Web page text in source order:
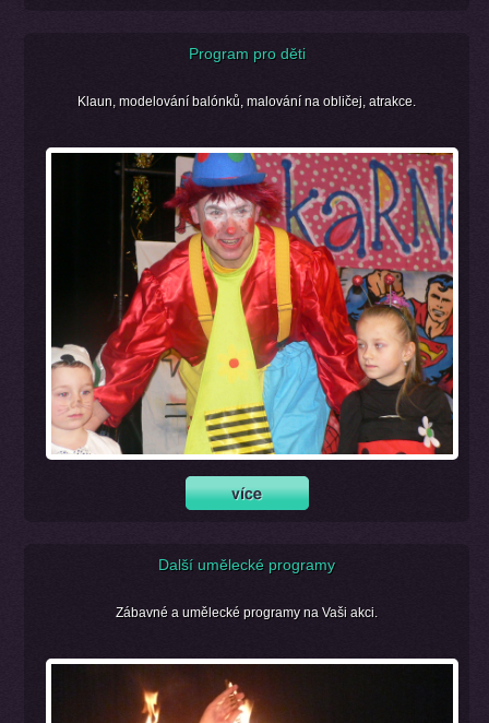
Program pro děti
Klaun, modelování balónků, malování na obličej, atrakce.
Další umělecké programy
Zábavné a umělecké programy na Vaši akci.